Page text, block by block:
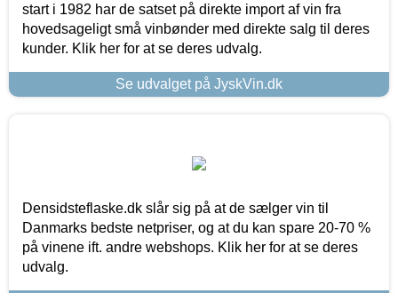
start i 1982 har de satset på direkte import af vin fra
hovedsageligt små vinbønder med direkte salg til deres
kunder. Klik her for at se deres udvalg.
Se udvalget på JyskVin.dk
Densidsteflaske.dk slår sig på at de sælger vin til
Danmarks bedste netpriser, og at du kan spare 20-70 %
på vinene ift. andre webshops. Klik her for at se deres
udvalg.